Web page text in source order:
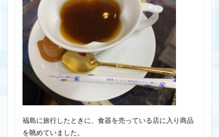
福島に旅行したときに、食器を売っている店に入り商品
を眺めていました。